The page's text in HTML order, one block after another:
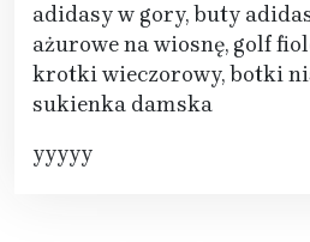
adidasy w gory, buty
ażurowe na wiosnę, golf
krotki wieczorowy, botki
sukienka damska
yyyyy